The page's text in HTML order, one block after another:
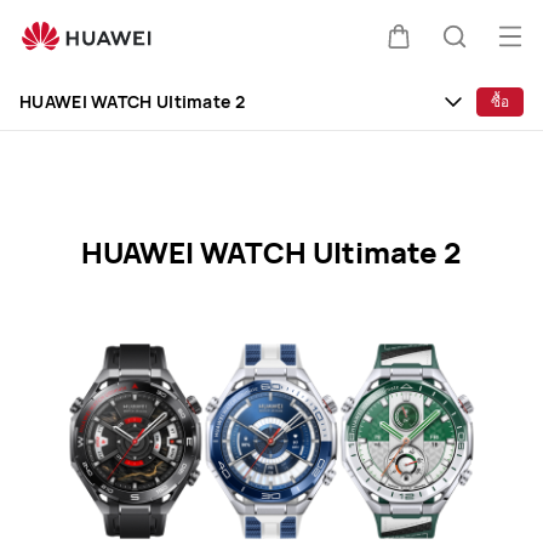
WATCH
เปิด
เมนู
HUAWEI WATCH Ultimate 2 ซื้อ
HUAWEI WATCH Ultimate 2